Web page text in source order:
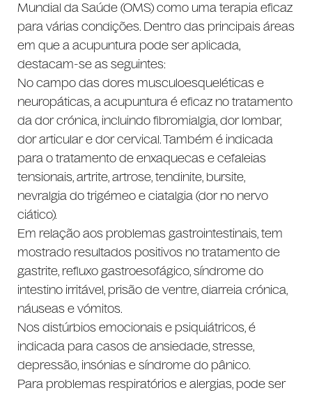
Mundial da Saúde (OMS) como uma terapia eficaz
para várias condições. Dentro das principais áreas
em que a acupuntura pode ser aplicada,
destacam-se as seguintes:
No campo das dores musculoesqueléticas e
neuropáticas, a acupuntura é eficaz no tratamento
da dor crónica, incluindo fibromialgia, dor lombar,
dor articular e dor cervical. Também é indicada
para o tratamento de enxaquecas e cefaleias
tensionais, artrite, artrose, tendinite, bursite,
nevralgia do trigémeo e ciatalgia (dor no nervo
ciático).
Em relação aos problemas gastrointestinais, tem
mostrado resultados positivos no tratamento de
gastrite, refluxo gastroesofágico, síndrome do
intestino irritável, prisão de ventre, diarreia crónica,
náuseas e vómitos.
Nos distúrbios emocionais e psiquiátricos, é
indicada para casos de ansiedade, stresse,
depressão, insónias e síndrome do pânico.
Para problemas respiratórios e alergias, pode ser